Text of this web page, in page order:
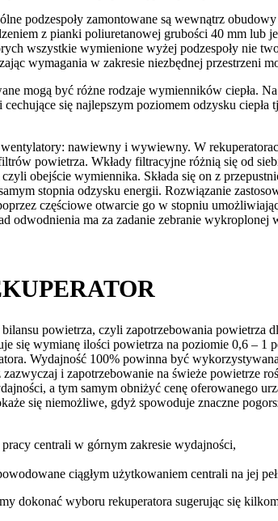
podzespoły zamontowane są wewnątrz
z pianki poliuretanowej grubości 40 mm
wszystkie wymienione wyżej podzespoły nie
wymagania w zakresie niezbędnej przestrzeni
mogą być różne rodzaje wymienników ciepła.
cechujące się najlepszym poziomem odzysku
nawiewny i wywiewny. W
powietrza. Wkłady filtracyjne różnią się od
obejście wymiennika. Składa się on z
stopnia odzysku energii. Rozwiązanie
częściowe otwarcie go w stopniu
odwodnienia ma za zadanie zebranie
powietrza, czyli zapotrzebowania
się wymianę ilości powietrza na poziomie 0,6 – 1
Wydajność 100% powinna być
i zapotrzebowanie na świeże powietrze
a tym samym obniżyć cenę oferowanego
się niemożliwe, gdyż spowoduje znaczne
centrali w górnym zakresie wydajności,
ciągłym użytkowaniem centrali na jej
dokonać wyboru rekuperatora sugerując się